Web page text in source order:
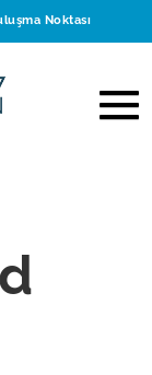
Noktası